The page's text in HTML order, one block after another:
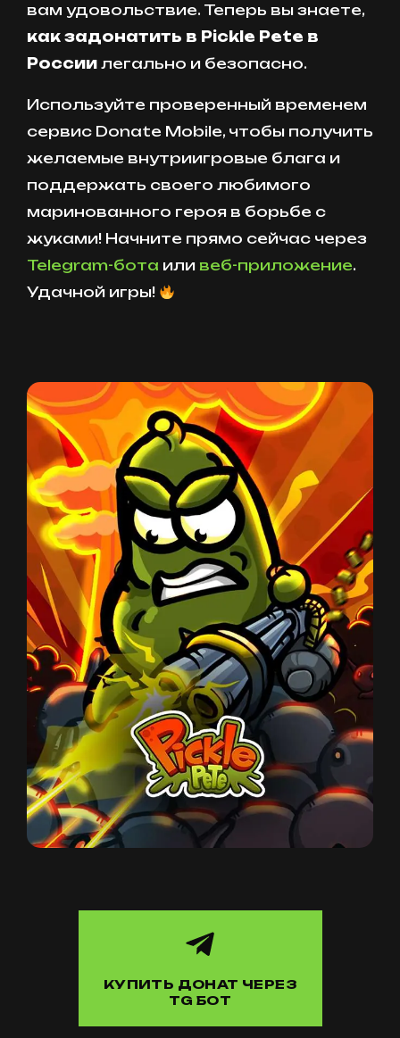
вам удовольствие. Теперь вы знаете,
как задонатить в Pickle Pete в
России легально и безопасно.
Используйте проверенный временем
сервис Donate Mobile, чтобы получить
желаемые внутриигровые блага и
поддержать своего любимого
маринованного героя в борьбе с
жуками! Начните прямо сейчас через
Telegram-бота или веб-приложение.
Удачной игры!
КУПИТЬ ДОНАТ ЧЕРЕЗ
TG БОТ